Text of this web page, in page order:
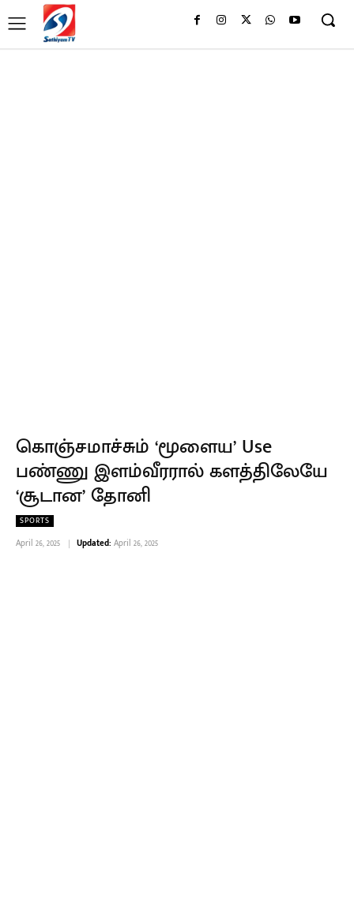
கொஞ்சமாச்சும் ‘மூளைய’ Use
பண்ணு இளம்வீரரால் களத்திலேயே
‘சூடான’ தோனி
SPORTS
April 26, 2025 Updated: April 26, 2025